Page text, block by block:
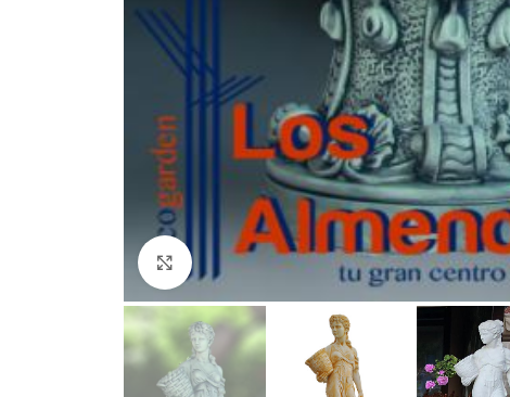
Clic para ampliar